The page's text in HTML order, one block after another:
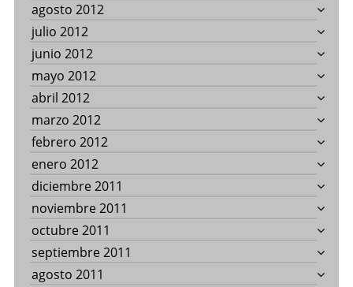
agosto 2012
julio 2012
junio 2012
mayo 2012
abril 2012
marzo 2012
febrero 2012
enero 2012
diciembre 2011
noviembre 2011
octubre 2011
septiembre 2011
agosto 2011